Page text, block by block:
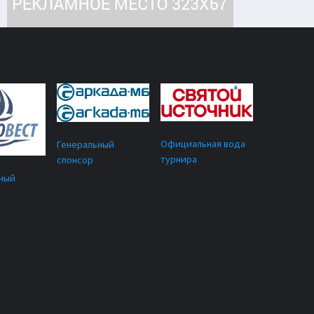
Генеральный
спонсор
Официальная вода
турнира